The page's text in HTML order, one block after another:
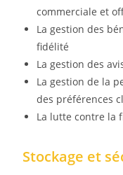
commerciale et
La gestion des
fidélité
La gestion des
La gestion de la
des préférences
La lutte contre la
Stockage et